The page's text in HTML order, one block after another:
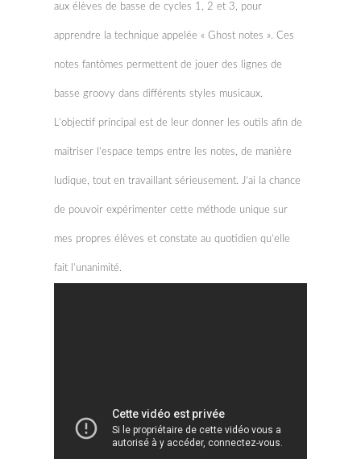
aux élèves de basse de cycles 1, 2 et 3, pour
apprendre la technique appelée « Ghost notes ». Ces
notes fantômes permettent de jouer des lignes de
basse groovy dans différents styles musicaux.
L’objectif principal est de leur donner les outils afin de
maitriser l’espace temps entre les notes, de manière
ludique, tout en travaillant sérieusement. J’ai la chance
de pouvoir expérimenter cette méthode unique sur
mes propres élèves et constate au quotidien qu’elle
fait l’unanimité.